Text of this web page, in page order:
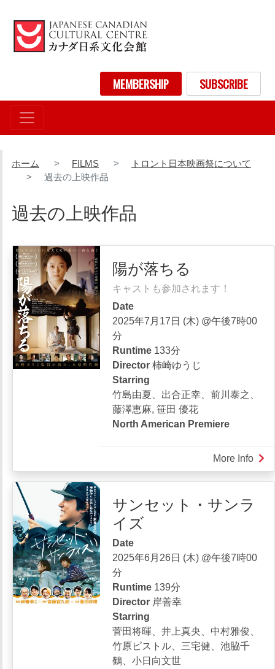
イ
ン
コ
テ
ン
User account menuMEMBERSHIP SUBSCRIBE
ホーム FILMS
トロント日本映画祭について
過去の上映作品
過去の上映作品
陽が落ちる
キャストも参加されます！
Date
2025年7月17日 (木) @午後7時00
分
Runtime 133分
Director 柿崎ゆうじ
Starring
竹島由夏、出合正幸、前川泰之、
藤澤恵麻, 笹田 優花
North American Premiere
More Info
陽
サンセット・サンラ
イズ
Date
2025年6月26日 (木) @午後7時00
分
Runtime 139分
Director 岸善幸
Starring
菅田将暉、井上真央、中村雅俊、
竹原ピストル、三宅健、池脇千
鶴、小日向文世